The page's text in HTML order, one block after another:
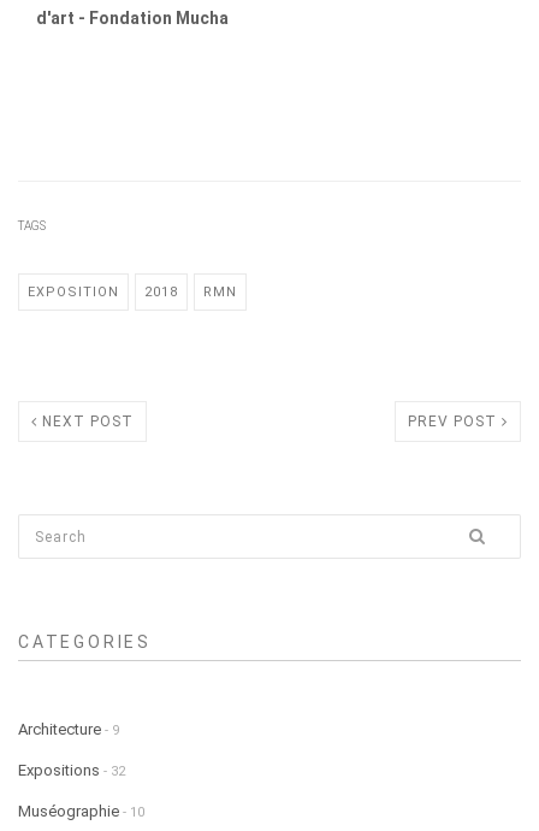
d'art - Fondation Mucha
TAGS
EXPOSITION 2018 RMN
NEXT POST PREV POST
CATEGORIES
Architecture - 9
Expositions - 32
Muséographie - 10